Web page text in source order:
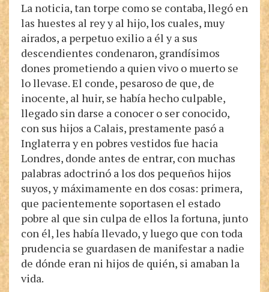
La noticia, tan torpe como se contaba, llegó en
las huestes al rey y al hijo, los cuales, muy
airados, a perpetuo exilio a él y a sus
descendientes condenaron, grandísimos
dones prometiendo a quien vivo o muerto se
lo llevase. El conde, pesaroso de que, de
inocente, al huir, se había hecho culpable,
llegado sin darse a conocer o ser conocido,
con sus hijos a Calais, prestamente pasó a
Inglaterra y en pobres vestidos fue hacia
Londres, donde antes de entrar, con muchas
palabras adoctrinó a los dos pequeños hijos
suyos, y máximamente en dos cosas: primera,
que pacientemente soportasen el estado
pobre al que sin culpa de ellos la fortuna, junto
con él, les había llevado, y luego que con toda
prudencia se guardasen de manifestar a nadie
de dónde eran ni hijos de quién, si amaban la
vida.